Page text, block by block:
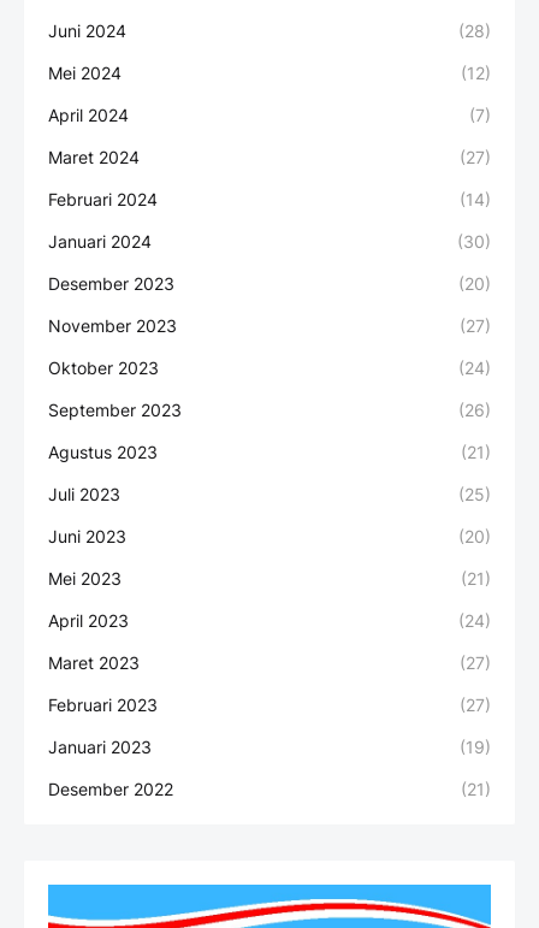
Juni 2024 (28)
Mei 2024 (12)
April 2024 (7)
Maret 2024 (27)
Februari 2024 (14)
Januari 2024 (30)
Desember 2023 (20)
November 2023 (27)
Oktober 2023 (24)
September 2023 (26)
Agustus 2023 (21)
Juli 2023 (25)
Juni 2023 (20)
Mei 2023 (21)
April 2023 (24)
Maret 2023 (27)
Februari 2023 (27)
Januari 2023 (19)
Desember 2022 (21)